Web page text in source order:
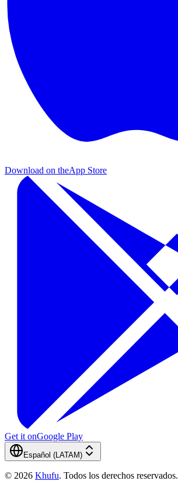
Download on theApp Store
Get it onGoogle Play
Español (LATAM)
© 2026 Khufu. Todos los derechos reservados.